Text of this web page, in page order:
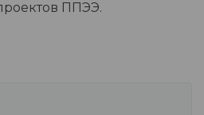
ППЭЭ.